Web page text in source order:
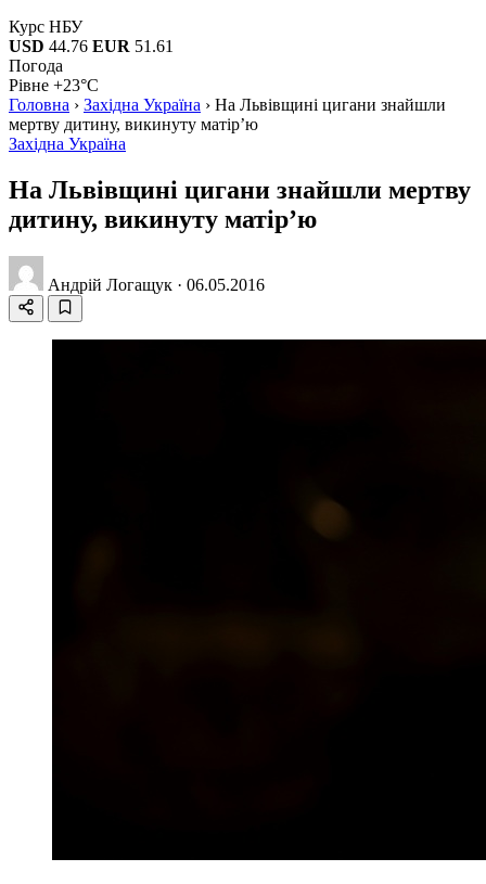
Курс НБУ
USD 44.76 EUR 51.61
Погода
Рівне +23°C
Головна › Західна Україна › На Львівщині цигани знайшли
мертву дитину, викинуту матір’ю
Західна Україна
На Львівщині цигани знайшли мертву
дитину, викинуту матір’ю
Андрій Логащук · 06.05.2016